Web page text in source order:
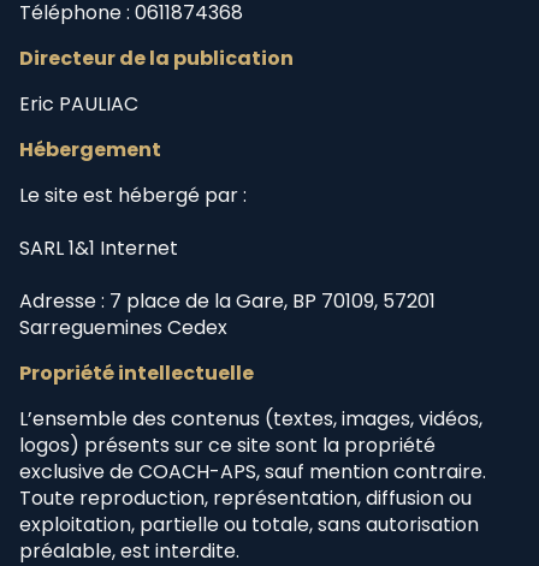
Téléphone : 0611874368
Directeur de la publication
Eric PAULIAC
Hébergement
Le site est hébergé par :
SARL 1&1 Internet
Adresse : 7 place de la Gare, BP 70109, 57201
Sarreguemines Cedex
Propriété intellectuelle
L’ensemble des contenus (textes, images, vidéos,
logos) présents sur ce site sont la propriété
exclusive de COACH-APS, sauf mention contraire.
Toute reproduction, représentation, diffusion ou
exploitation, partielle ou totale, sans autorisation
préalable, est interdite.